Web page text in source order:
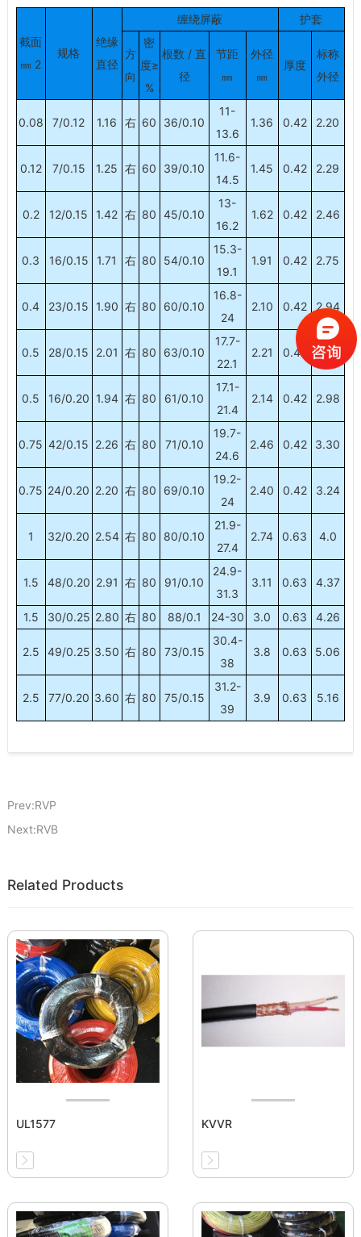
截面
㎜ 2
规格
绝缘
直径
缠绕屏蔽 护套
方
向
密
度≥
%
根数 / 直
径
节距
㎜
外径
㎜
厚度
标称
外径
0.08 7/0.12 1.16 右 60 36/0.10
11-
13.6
1.36 0.42 2.20
0.12 7/0.15 1.25 右 60 39/0.10
11.6-
14.5
1.45 0.42 2.29
0.2 12/0.15 1.42 右 80 45/0.10
13-
16.2
1.62 0.42 2.46
0.3 16/0.15 1.71 右 80 54/0.10
15.3-
19.1
1.91 0.42 2.75
0.4 23/0.15 1.90 右 80 60/0.10
16.8-
24
2.10 0.42 2.94
0.5 28/0.15 2.01 右 80 63/0.10
17.7-
22.1
2.21 0.42 3.05
0.5 16/0.20 1.94 右 80 61/0.10
17.1-
21.4
2.14 0.42 2.98
0.75 42/0.15 2.26 右 80 71/0.10
19.7-
24.6
2.46 0.42 3.30
0.75 24/0.20 2.20 右 80 69/0.10
19.2-
24
2.40 0.42 3.24
1 32/0.20 2.54 右 80 80/0.10
21.9-
27.4
2.74 0.63 4.0
1.5 48/0.20 2.91 右 80 91/0.10
24.9-
31.3
3.11 0.63 4.37
1.5 30/0.25 2.80 右 80 88/0.1 24-30 3.0 0.63 4.26
2.5 49/0.25 3.50 右 80 73/0.15
30.4-
38
3.8 0.63 5.06
2.5 77/0.20 3.60 右 80 75/0.15
31.2-
39
3.9 0.63 5.16
Prev:RVP
Next:RVB
Related Products
UL1577 KVVR